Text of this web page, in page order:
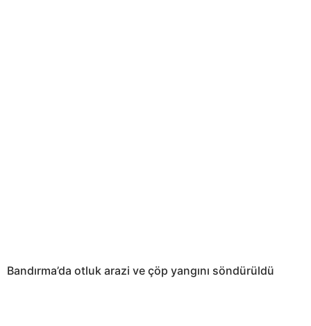
Bandırma’da otluk arazi ve çöp yangını söndürüldü